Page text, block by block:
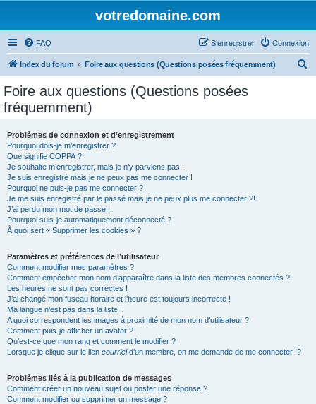
votredomaine.com
FAQ Connexion
S’enregistrer
Index du forum Foire aux questions (Questions posées fréquemment)
Foire aux questions (Questions posées
fréquemment)
Problèmes de connexion et d’enregistrement
Pourquoi dois-je m’enregistrer ?
Que signifie COPPA ?
Je souhaite m’enregistrer, mais je n’y parviens pas !
Je suis enregistré mais je ne peux pas me connecter !
Pourquoi ne puis-je pas me connecter ?
Je me suis enregistré par le passé mais je ne peux plus me connecter ?!
J’ai perdu mon mot de passe !
Pourquoi suis-je automatiquement déconnecté ?
À quoi sert « Supprimer les cookies » ?
Paramètres et préférences de l’utilisateur
Comment modifier mes paramètres ?
Comment empêcher mon nom d’apparaître dans la liste des membres connectés ?
Les heures ne sont pas correctes !
J’ai changé mon fuseau horaire et l’heure est toujours incorrecte !
Ma langue n’est pas dans la liste !
A quoi correspondent les images à proximité de mon nom d’utilisateur ?
Comment puis-je afficher un avatar ?
Qu’est-ce que mon rang et comment le modifier ?
Lorsque je clique sur le lien courrield’un membre, on me demande de me connecter !?
Problèmes liés à la publication de messages
Comment créer un nouveau sujet ou poster une réponse ?
Comment modifier ou supprimer un message ?